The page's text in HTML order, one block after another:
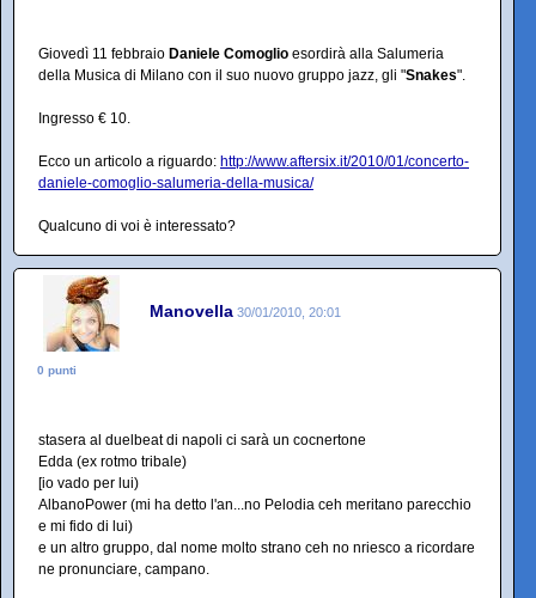
Giovedì 11 febbraio Daniele Comoglio esordirà alla Salumeria
della Musica di Milano con il suo nuovo gruppo jazz, gli "Snakes".
Ingresso € 10.
Ecco un articolo a riguardo: http://www.aftersix.it/2010/01/concerto-
daniele-comoglio-salumeria-della-musica/
Qualcuno di voi è interessato?
Manovella 30/01/2010, 20:01
0 punti
stasera al duelbeat di napoli ci sarà un cocnertone
Edda (ex rotmo tribale)
[io vado per lui)
AlbanoPower (mi ha detto l'an...no Pelodia ceh meritano parecchio
e mi fido di lui)
e un altro gruppo, dal nome molto strano ceh no nriesco a ricordare
ne pronunciare, campano.